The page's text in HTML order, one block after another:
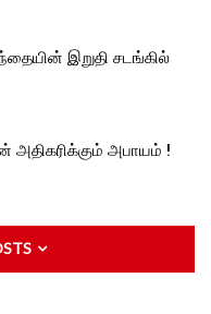
இறுதி சடங்கில்
அதிகரிக்கும் அபாயம் !